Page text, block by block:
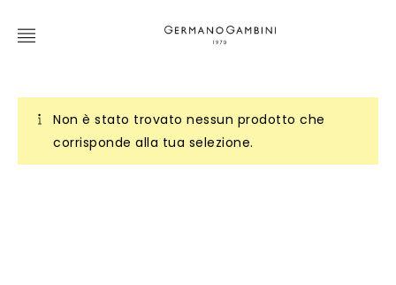
Non è stato trovato nessun prodotto che
corrisponde alla tua selezione.